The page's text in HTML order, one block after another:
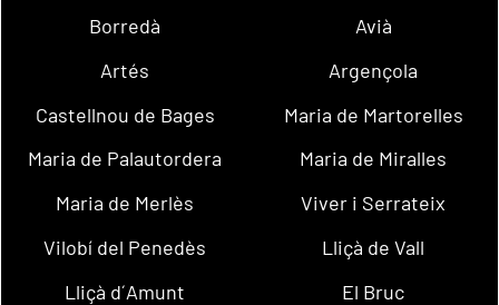
Borredà
Avià
Artés
Argençola
Castellnou de Bages
Maria de Martorelles
Maria de Palautordera
Maria de Miralles
Maria de Merlès
Viver i Serrateix
Vilobí del Penedès
Lliçà de Vall
Lliçà d´Amunt
El Bruc